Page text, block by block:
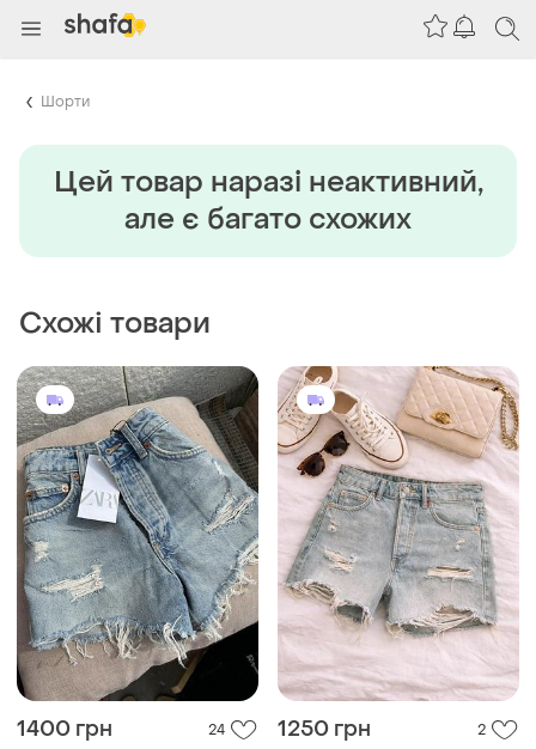
Шорти
Цей товар наразi неактивний,
але є багато схожих
Схожі товари
1400 грн 24 1250 грн 2